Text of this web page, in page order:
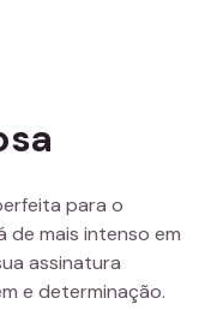
para o
de mais intenso em
assinatura
e determinação.